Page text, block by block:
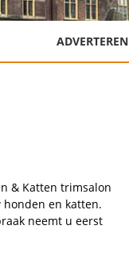
ADVERTEREN
& Katten trimsalon
en katten.
neemt u eerst